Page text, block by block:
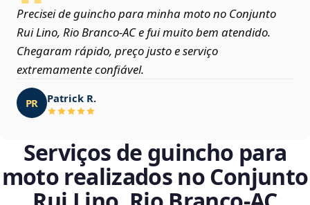
Precisei de guincho para minha moto no Conjunto
Rui Lino, Rio Branco‑AC e fui muito bem atendido.
Chegaram rápido, preço justo e serviço
extremamente confiável.
PR Patrick R.
Serviços de guincho para
moto realizados no Conjunto